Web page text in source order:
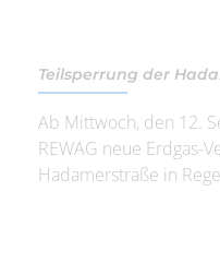
Teilsperrung der
Ab Mittwoch, den 12.
REWAG neue Erdgas-
Hadamerstraße in